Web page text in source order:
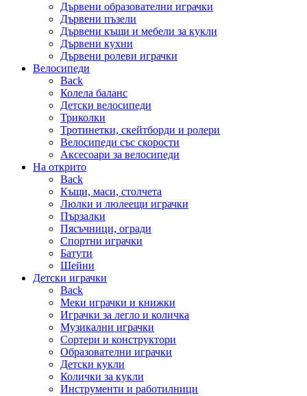
Дървени образователни играчки
Дървени пъзели
Дървени къщи и мебели за кукли
Дървени кухни
Дървени ролеви играчки
Велосипеди
Back
Колела баланс
Детски велосипеди
Триколки
Тротинетки, скейтборди и ролери
Велосипеди със скорости
Аксесоари за велосипеди
На открито
Back
Къщи, маси, столчета
Люлки и люлеещи играчки
Пързалки
Пясъчници, огради
Спортни играчки
Батути
Шейни
Детски играчки
Back
Меки играчки и книжки
Играчки за легло и количка
Музикални играчки
Сортери и конструктори
Образователни играчки
Детски кукли
Колички за кукли
Инструменти и работилници